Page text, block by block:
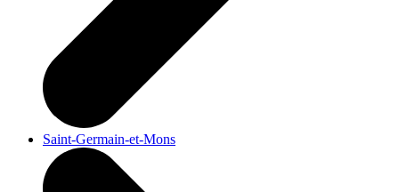
Saint-Germain-et-Mons